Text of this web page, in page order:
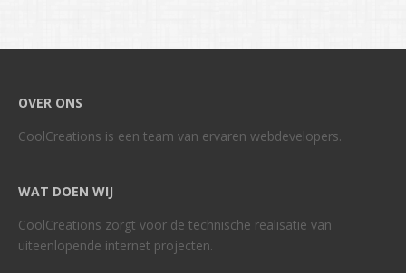
OVER ONS
CoolCreations is een team van ervaren webdevelopers.
WAT DOEN WIJ
CoolCreations zorgt voor de technische realisatie van
uiteenlopende internet projecten.